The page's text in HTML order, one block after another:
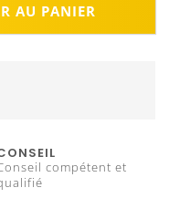
AU PANIER
compétent et